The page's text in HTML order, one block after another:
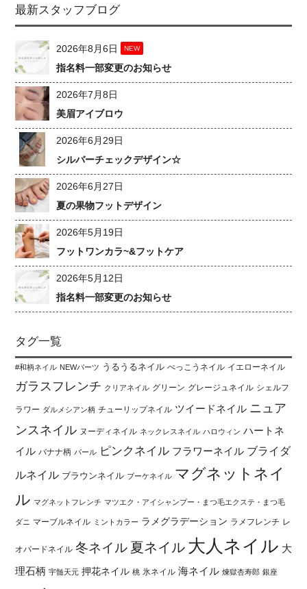
最新スタッフブログ
2026年8月6日 NEW
指名料一部変更のお知らせ
2026年7月8日
美眉アイブロウ
2026年6月29日
シルバーチェックデザイン☆
2026年6月27日
夏の果物フットデザイン
2026年5月19日
フットワンカラ~&フットケア
2026年5月12日
指名料一部変更のお知らせ
タグ一覧
#和柄ネイル NEWパーツ うるうるネイル べっこうネイル イエローネイル
ガラスフレンチ クリアネイル グリーン グレージュネイル シェルフ
ラワー ダルメシアン柄 チューリップネイル ツイードネイル ニュア
ンスネイル ヌーディネイル ネックレスネイル ハロウィン ハートネ
イル バナナ柄 パール ピンクネイル フラワーネイル ブライダ
ルネイル ブラウンネイル ブーケネイル マグネットネイ
ル マグネットフレンチ マツエク・アイシャンプー・まつ毛エクステ・まつ毛
ダニ マーブルネイル ミントカラー ラメグラデーション ラメフレンチ レ
オパードネイル 冬ネイル 夏ネイル 大人ネイル 大
理石柄 宇髄天元 押花ネイル 桃 氷ネイル 海ネイル 煉獄杏寿郎 銀座